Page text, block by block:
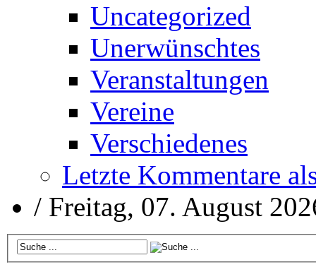
Uncategorized
Unerwünschtes
Veranstaltungen
Vereine
Verschiedenes
Letzte Kommentare
/ Freitag, 07. August